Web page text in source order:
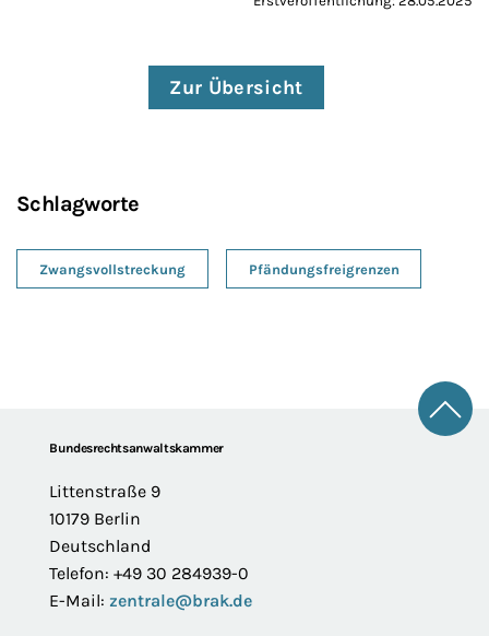
Zur Übersicht
Schlagworte
Zwangsvollstreckung Pfändungsfreigrenzen
FooterBundesrechtsanwaltskammer
Littenstraße 9
10179 Berlin
Deutschland
Telefon: +49 30 284939-0
E-Mail: zentrale@brak.de